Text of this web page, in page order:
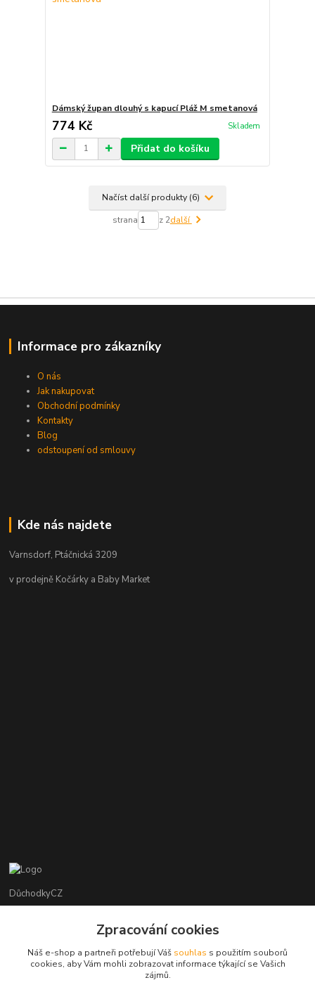
Dámský župan dlouhý s kapucí Pláž M smetanová
774 Kč Skladem
Přidat do košíku
Načíst další produkty (6)
strana z 2další
Informace pro zákazníky
O nás
Jak nakupovat
Obchodní podmínky
Kontakty
Blog
odstoupení od smlouvy
Kde nás najdete
Varnsdorf, Ptáčnická 3209
v prodejně Kočárky a Baby Market
DůchodkyCZ
+420 412384749
objednavky@duchodky.cz
Zpracování cookies
Náš e-shop a partneři potřebují Váš souhlas s použitím souborů
cookies, aby Vám mohli zobrazovat informace týkající se Vašich
zájmů.